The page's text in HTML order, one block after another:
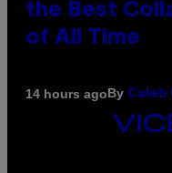
the Best
of All Time
14 hours agoBy Caleb
VICE